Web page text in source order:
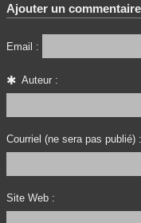
Ajouter un commentaire
Email :
Auteur :
Courriel (ne sera pas publié) :
Site Web :